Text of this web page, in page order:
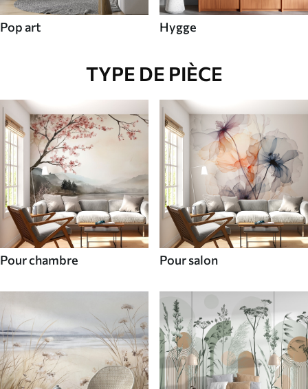
Pop art Hygge
TYPE DE PIÈCE
Pour chambre Pour salon